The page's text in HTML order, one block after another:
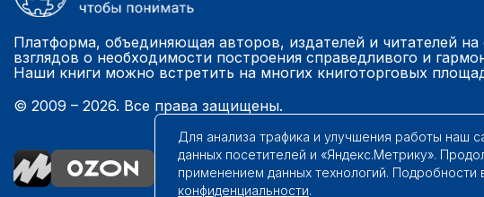
Платформа, объединяющая авторов, издателей и читателей
взглядов о необходимости построения справедливого и
Наши книги можно встретить на многих книготорговых
© 2009 – 2026. Все права защищены.
Для анализа трафика и улучшения работы наш
данных посетителей и «Яндекс.Метрику».
применением данных технологий. Подробности
конфиденциальности.